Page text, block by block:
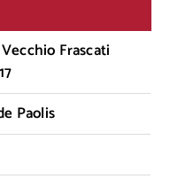
Frascati
Paolis